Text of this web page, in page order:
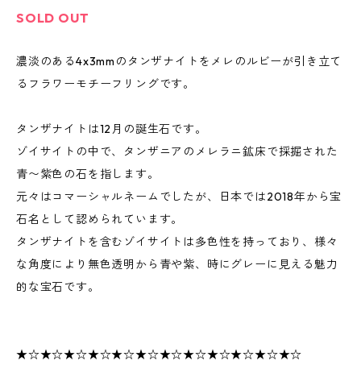
SOLD OUT
濃淡のある4x3mmのタンザナイトをメレのルビーが引き立て
るフラワーモチーフリングです。
タンザナイトは12月の誕生石です。
ゾイサイトの中で、タンザニアのメレラニ鉱床で採掘された
青〜紫色の石を指します。
元々はコマーシャルネームでしたが、日本では2018年から宝
石名として認められています。
タンザナイトを含むゾイサイトは多色性を持っており、様々
な角度により無色透明から青や紫、時にグレーに見える魅力
的な宝石です。
★☆★☆★☆★☆★☆★☆★☆★☆★☆★☆★☆★☆